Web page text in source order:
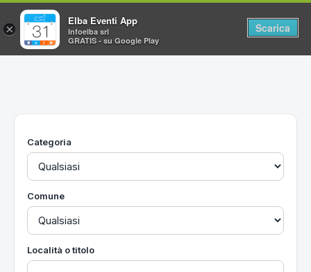
Home
Utilità
Categoria
Comune
Località o titolo
×
Elba Eventi App
Infoelba srl
GRATIS - su Google Play
Scarica